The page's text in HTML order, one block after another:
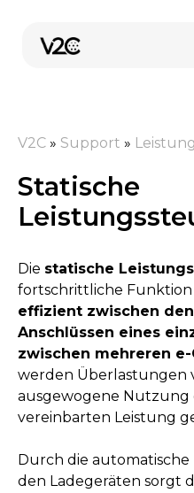
springen
Installateur
V2C » Support »
Statische
Die statische
fortschrittliche Funktion
effizient zwischen
Anschlüssen eines
zwischen mehreren
werden Überlastungen
ausgewogene Nutzung
vereinbarten Leistung
Durch die
den Ladegeräten sorgt